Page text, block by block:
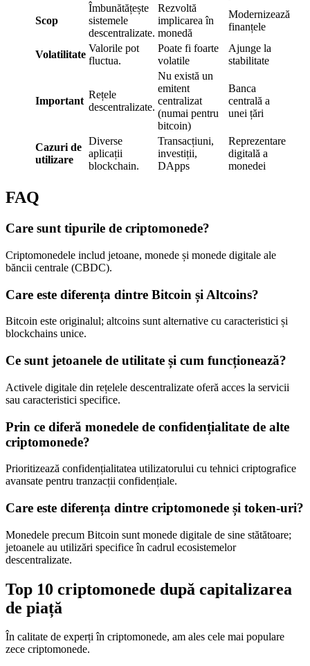
Scop
Îmbunătățește
sistemele
descentralizate.
Rezvoltă
implicarea în
monedă
Modernizează
finanțele
Volatilitate
Valorile pot
fluctua.
Poate fi foarte
volatile
Ajunge la
stabilitate
Important
Rețele
descentralizate.
Nu există un
emitent
centralizat
(numai pentru
bitcoin)
Banca
centrală a
unei țări
Cazuri de
utilizare
Diverse
aplicații
blockchain.
Transacțiuni,
investiții,
DApps
Reprezentare
digitală a
monedei
FAQ
Care sunt tipurile de criptomonede?
Criptomonedele includ jetoane, monede și monede digitale ale
băncii centrale (CBDC).
Care este diferența dintre Bitcoin și Altcoins?
Bitcoin este originalul; altcoins sunt alternative cu caracteristici și
blockchains unice.
Ce sunt jetoanele de utilitate și cum funcționează?
Activele digitale din rețelele descentralizate oferă acces la servicii
sau caracteristici specifice.
Prin ce diferă monedele de confidențialitate de alte
criptomonede?
Prioritizează confidențialitatea utilizatorului cu tehnici criptografice
avansate pentru tranzacții confidențiale.
Care este diferența dintre criptomonede și token-uri?
Monedele precum Bitcoin sunt monede digitale de sine stătătoare;
jetoanele au utilizări specifice în cadrul ecosistemelor
descentralizate.
Top 10 criptomonede după capitalizarea
de piață
În calitate de experți în criptomonede, am ales cele mai populare
zece criptomonede.